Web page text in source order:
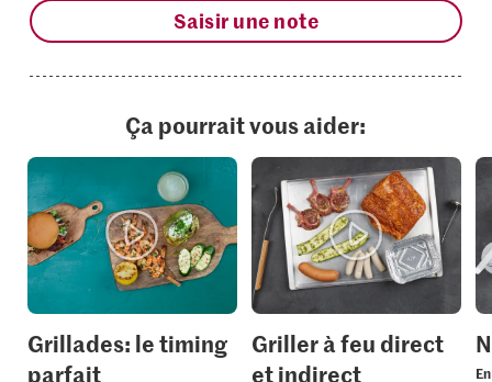
Saisir une note
Ça pourrait vous aider:
Grillades: le timing
parfait
Griller à feu direct
et indirect